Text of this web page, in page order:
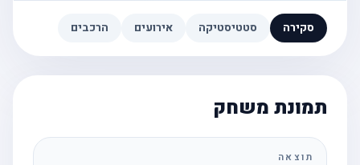
סקירה סטטיסטיקה אירועים הרכבים
תמונת משחק
תוצאה